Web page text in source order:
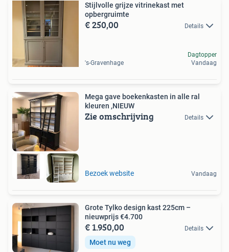
Stijlvolle grijze vitrinekast met
opbergruimte
€ 250,00 Details
's-Gravenhage
Dagtopper
Vandaag
Mega gave boekenkasten in alle ral
kleuren ,NIEUW
Zie omschrijving Details
Bezoek website Vandaag
Grote Tylko design kast 225cm –
nieuwprijs €4.700
€ 1.950,00 Details
Moet nu weg